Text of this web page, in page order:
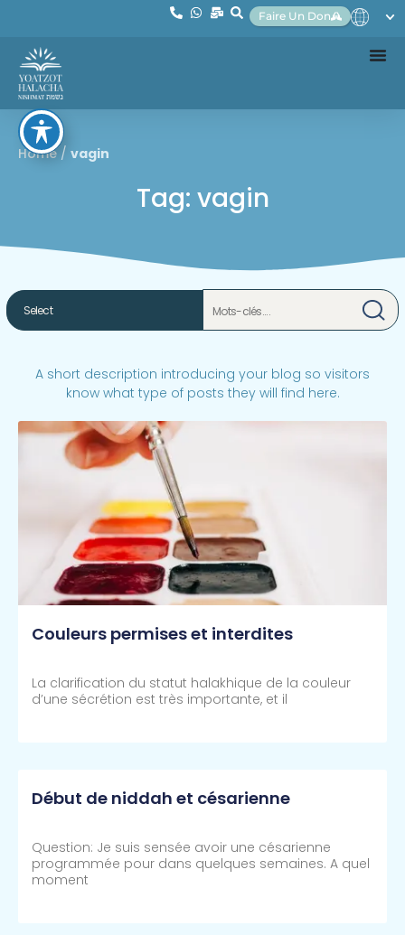
Faire Un Don
Home/ vagin
Tag: vagin
A short description introducing your blog so visitors
know what type of posts they will find here.
Couleurs permises et interdites
La clarification du statut halakhique de la couleur
d’une sécrétion est très importante, et il
Début de niddah et césarienne
Question: Je suis sensée avoir une césarienne
programmée pour dans quelques semaines. A quel
moment